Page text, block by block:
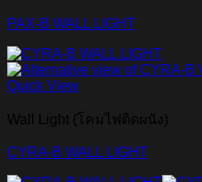
PAX-B WALL LIGHT
Quick View
Wall Light (โคมไฟติดผนัง)
CYRA-B WALL LIGHT